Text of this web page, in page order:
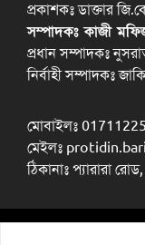
প্রকাশকঃ ডাক্তার
সম্পাদকঃ কাজী
প্রধান সম্পাদকঃ
নির্বাহী সম্পাদকঃ
মোবাইলঃ
মেইলঃ
ঠিকানাঃ প্যারারা
Design and